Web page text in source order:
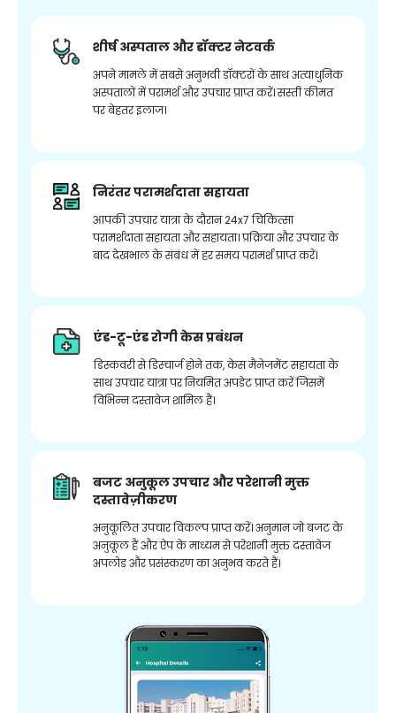
शीर्ष अस्पताल और डॉक्टर नेटवर्क
अपने मामले में सबसे अनुभवी डॉक्टरों के साथ अत्याधुनिक
अस्पतालों में परामर्श और उपचार प्राप्त करें। सस्ती कीमत
पर बेहतर इलाज।
निरंतर परामर्शदाता सहायता
आपकी उपचार यात्रा के दौरान 24x7 चिकित्सा
परामर्शदाता सहायता और सहायता। प्रक्रिया और उपचार के
बाद देखभाल के संबंध में हर समय परामर्श प्राप्त करें।
एंड-टू-एंड रोगी केस प्रबंधन
डिस्कवरी से डिस्चार्ज होने तक, केस मैनेजमेंट सहायता के
साथ उपचार यात्रा पर नियमित अपडेट प्राप्त करें जिसमें
विभिन्न दस्तावेज शामिल हैं।
बजट अनुकूल उपचार और परेशानी मुक्त
दस्तावेज़ीकरण
अनुकूलित उपचार विकल्प प्राप्त करें। अनुमान जो बजट के
अनुकूल हैं और ऐप के माध्यम से परेशानी मुक्त दस्तावेज
अपलोड और प्रसंस्करण का अनुभव करते हैं।